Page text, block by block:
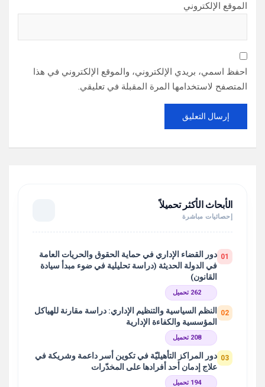
الموقع الإلكتروني
احفظ اسمي، بريدي الإلكتروني، والموقع الإلكتروني في هذا
المتصفح لاستخدامها المرة المقبلة في تعليقي.
الأبحاث الأكثر تحميلاً
إحصائيات مباشرة
01 دور القضاء الإداري في حماية الحقوق والحريات العامة
في الدولة الحديثة (دراسة تحليلية في ضوء مبدأ سيادة
القانون)
262 تحميل
02
النظم السياسية والتنظيم الإداري: دراسة مقارنة للهياكل
المؤسسية والكفاءة الإدارية
208 تحميل
03 دور المراكز التأهيليّة في تكوين أسر داعمة وشريكة في
علاج إدمان أحد أفرادها على المخدّرات
194 تحميل